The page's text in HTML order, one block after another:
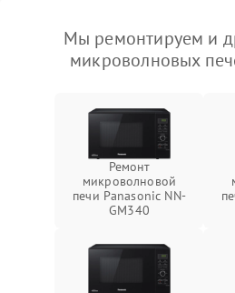
Мы ремонтируем и
микроволновых
Ремонт
микроволновой
печи Panasonic NN-
GM340